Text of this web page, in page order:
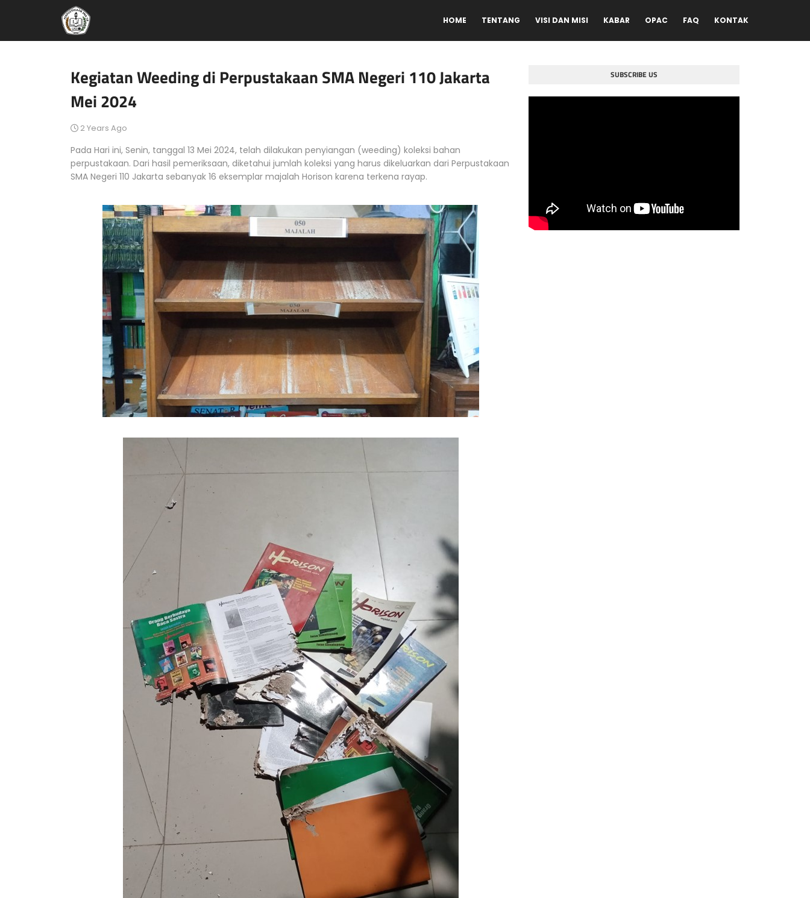
HOME TENTANG VISI DAN MISI KABAR OPAC FAQ KONTAK
Kegiatan Weeding di Perpustakaan SMA Negeri 110 Jakarta
Mei 2024
2 Years Ago
Pada Hari ini, Senin, tanggal 13 Mei 2024, telah dilakukan penyiangan (weeding) koleksi bahan
perpustakaan. Dari hasil pemeriksaan, diketahui jumlah koleksi yang harus dikeluarkan dari Perpustakaan
SMA Negeri 110 Jakarta sebanyak 16 eksemplar majalah Horison karena terkena rayap.
SUBSCRIBE US